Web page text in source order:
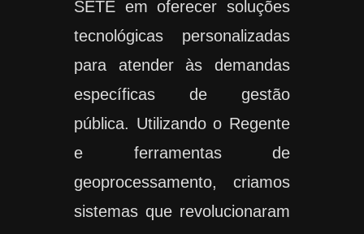
SETE em oferecer soluções
tecnológicas personalizadas
para atender às demandas
específicas de gestão
pública. Utilizando o Regente
e ferramentas de
geoprocessamento, criamos
sistemas que revolucionaram